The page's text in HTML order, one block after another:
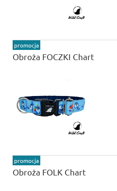
Obroża FOCZKI Chart
promocja
Obroża FOLK Chart
promocja